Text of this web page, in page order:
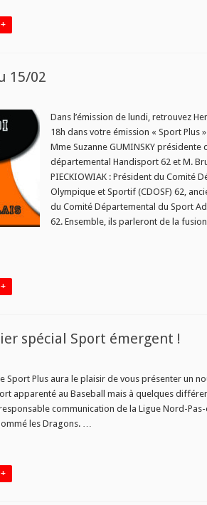
15/02
Dans l’émission de lundi, retrouvez
18h dans votre émission « Sport Plus
Mme Suzanne GUMINSKY présidente
départemental Handisport 62 et M.
PIECKIOWIAK : Président du Comité
Olympique et Sportif (CDOSF) 62,
du Comité Départemental du Sport
62. Ensemble, ils parleront de la
spécial Sport émergent !
Sport Plus aura le plaisir de vous présenter un
apparenté au Baseball mais à quelques
communication de la Ligue Nord-
les Dragons. …